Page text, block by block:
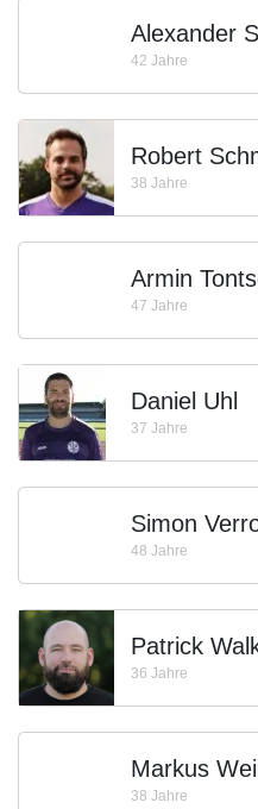
Alexander
42 Jahre
Robert
38 Jahre
Armin
47 Jahre
Daniel Uhl
37 Jahre
Simon
48 Jahre
Patrick
36 Jahre
Markus
38 Jahre